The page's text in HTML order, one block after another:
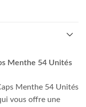
Menthe 54 Unités
Menthe 54 Unités
vous offre une